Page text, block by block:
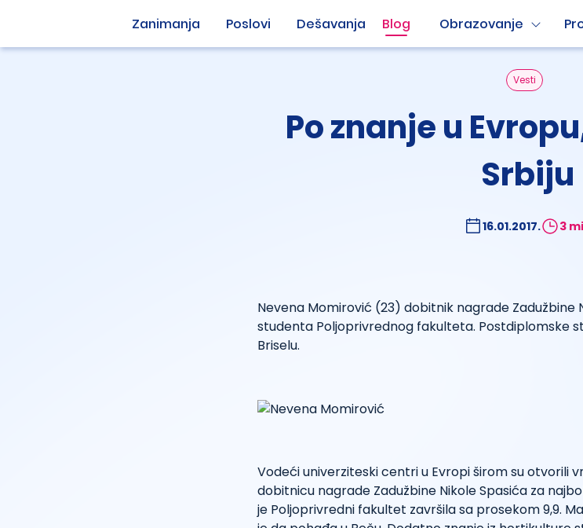
Zanimanja Poslovi Dešavanja Blog Obrazovanje
Vesti
Po znanje u
Srbiju
16.01.2017. 3
Nevena Momirović (23) dobitnik nagrade Zadužbine
studenta Poljoprivrednog fakulteta. Postdiplomske
Briselu.
Vodeći univerziteski centri u Evropi širom su otvorili
dobitnicu nagrade Zadužbine Nikole Spasića za
je Poljoprivredni fakultet završila sa prosekom 9,9.